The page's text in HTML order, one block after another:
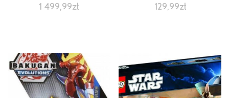
1 499,99zł 129,99zł